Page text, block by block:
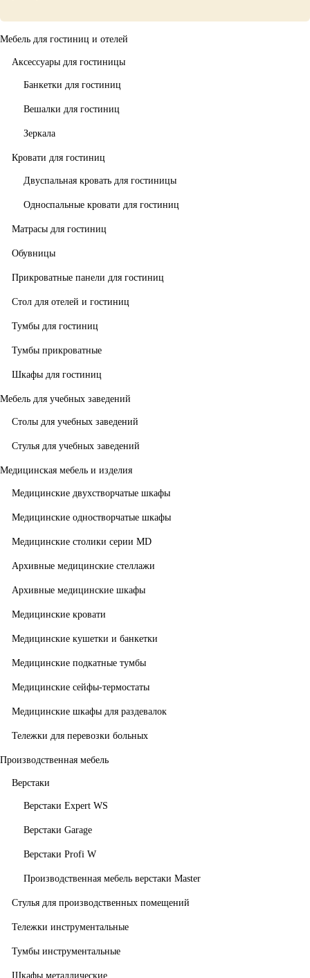
Мебель для гостиниц и отелей
Аксессуары для гостиницы
Банкетки для гостиниц
Вешалки для гостиниц
Зеркала
Кровати для гостиниц
Двуспальная кровать для гостиницы
Односпальные кровати для гостиниц
Матрасы для гостиниц
Обувницы
Прикроватные панели для гостиниц
Стол для отелей и гостиниц
Тумбы для гостиниц
Тумбы прикроватные
Шкафы для гостиниц
Мебель для учебных заведений
Столы для учебных заведений
Стулья для учебных заведений
Медицинская мебель и изделия
Медицинские двухстворчатые шкафы
Медицинские одностворчатые шкафы
Медицинские столики серии MD
Архивные медицинские стеллажи
Архивные медицинские шкафы
Медицинские кровати
Медицинские кушетки и банкетки
Медицинские подкатные тумбы
Медицинские сейфы-термостаты
Медицинские шкафы для раздевалок
Тележки для перевозки больных
Производственная мебель
Верстаки
Верстаки Expert WS
Верстаки Garage
Верстаки Profi W
Производственная мебель верстаки Master
Стулья для производственных помещений
Тележки инструментальные
Тумбы инструментальные
Шкафы металлические